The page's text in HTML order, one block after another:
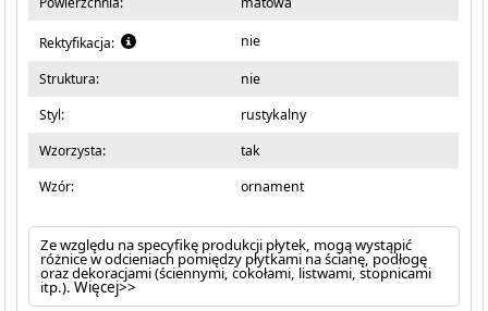
Rektyfikacja: nie
Struktura:
nie
Styl:
rustykalny
Wzorzysta:
tak
Wzór:
ornament
Ze względu na specyfikę produkcji płytek, mogą wystąpić
różnice w odcieniach pomiędzy płytkami na ścianę, podłogę
oraz dekoracjami (ściennymi, cokołami, listwami, stopnicami
itp.).Więcej>>